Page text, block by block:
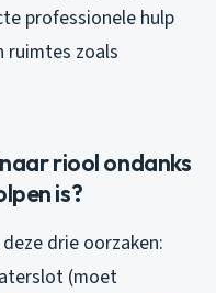
professionele hulp
ruimtes zoals
riool ondanks
is?
drie oorzaken:
(moet